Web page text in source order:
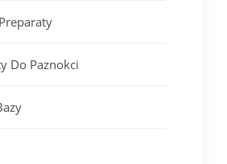
Do Paznokci